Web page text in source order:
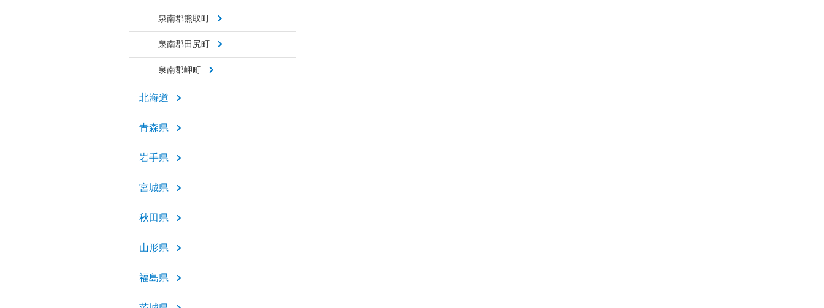
泉南郡熊取町
泉南郡田尻町
泉南郡岬町
北海道
青森県
岩手県
宮城県
秋田県
山形県
福島県